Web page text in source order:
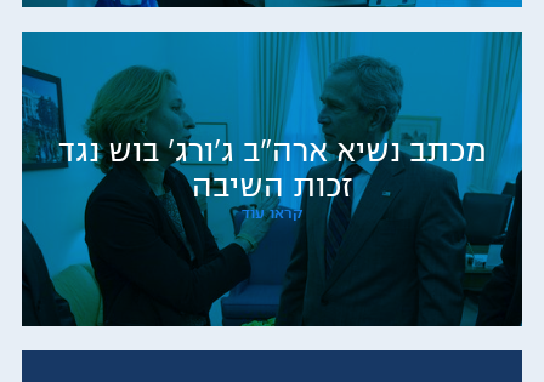
מכתב נשיא ארה"ב ג'ורג' בוש נגד
זכות השיבה
קראו עוד